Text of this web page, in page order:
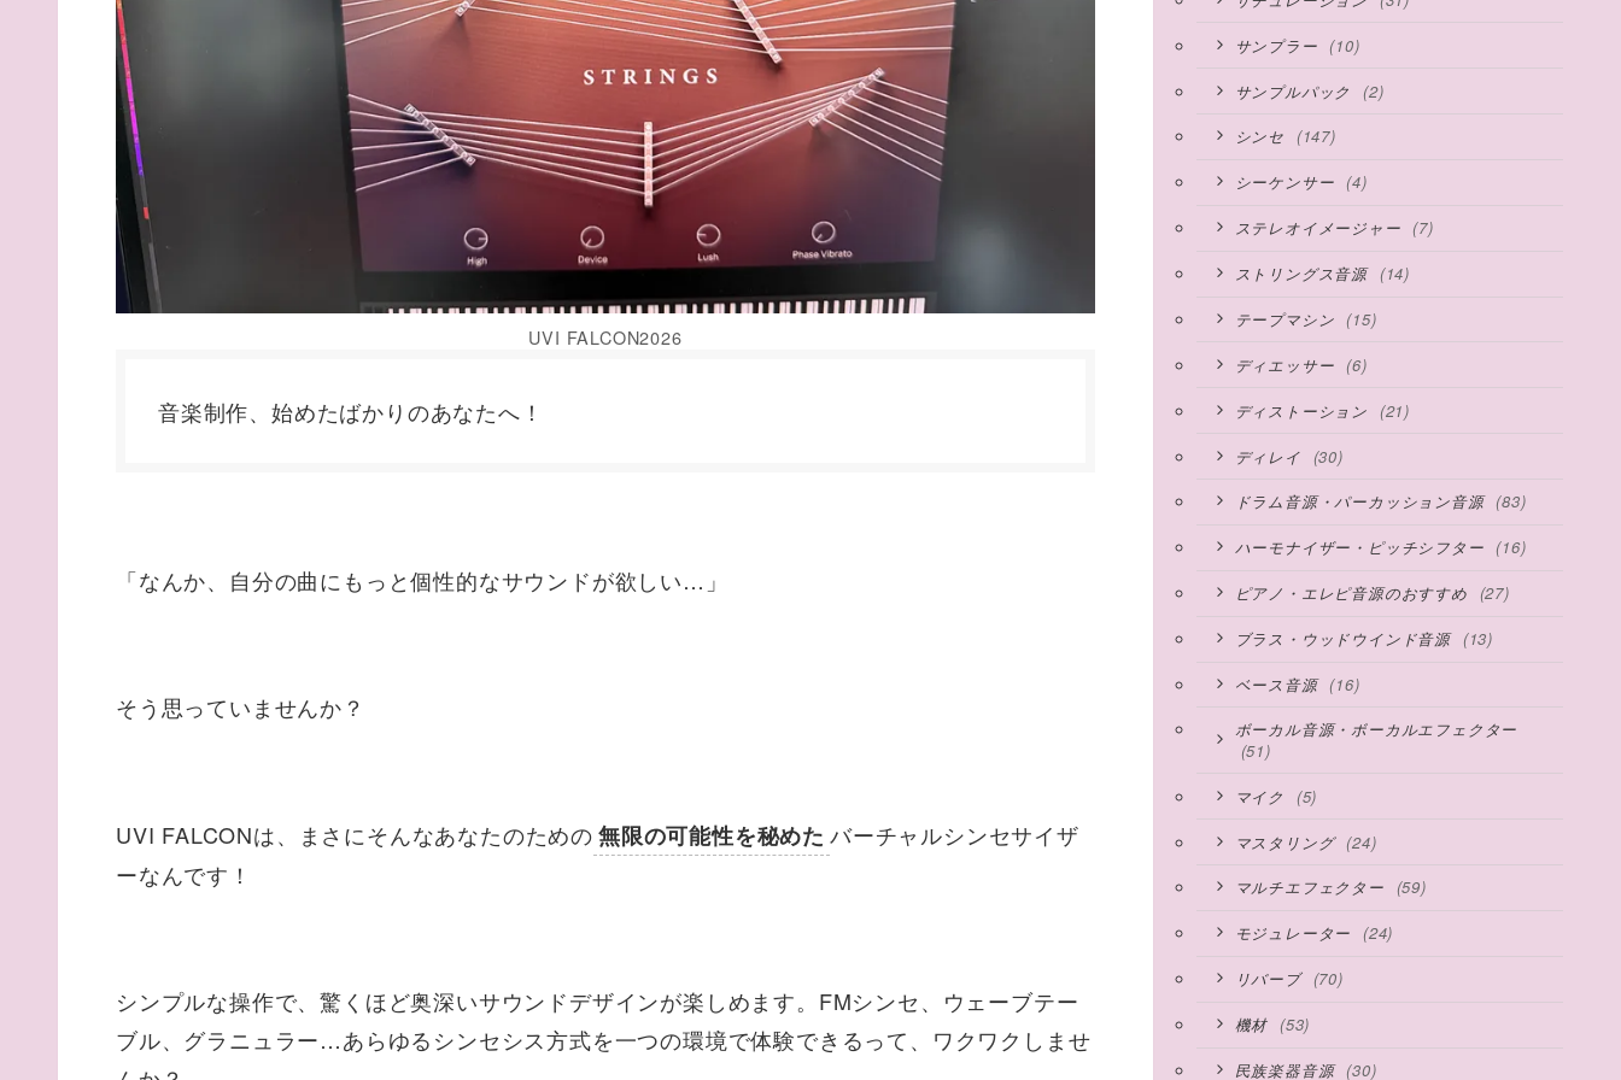
UVI FALCON2026
音楽制作、始めたばかりのあなたへ！
「なんか、自分の曲にもっと個性的なサウンドが欲しい…」
そう思っていませんか？
UVI FALCONは、まさにそんなあなたのための無限の可能性を秘めた バーチャルシンセサイザ
ーなんです！
シンプルな操作で、驚くほど奥深いサウンドデザインが楽しめます。FMシンセ、ウェーブテー
ブル、グラニュラー…あらゆるシンセシス方式を一つの環境で体験できるって、ワクワクしませ
サンプラー (10)
サンプルパック (2)
シンセ (147)
シーケンサー (4)
ステレオイメージャー (7)
ストリングス音源 (14)
テープマシン (15)
ディエッサー (6)
ディストーション (21)
ディレイ (30)
ドラム音源・パーカッション音源 (83)
ハーモナイザー・ピッチシフター (16)
ピアノ・エレピ音源のおすすめ (27)
ブラス・ウッドウインド音源 (13)
ベース音源 (16)
ボーカル音源・ボーカルエフェクター
(51)
マイク (5)
マスタリング (24)
マルチエフェクター (59)
モジュレーター (24)
リバーブ (70)
機材 (53)
民族楽器音源 (30)